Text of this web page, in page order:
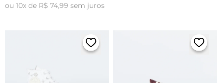
ou 10x de R$ 74,99 sem juros